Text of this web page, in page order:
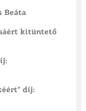
Beáta
kitüntető
díj: